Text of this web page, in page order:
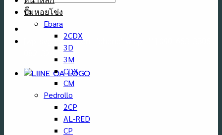
[wp-svg-icons icon="phone" wrap="i"] 090-663-3306 ,
082-324-5668
ปั๊มหอยโข่ง
Ebara
2CDX
3D
3M
CDX
CM
Pedrollo
2CP
AL-RED
CP